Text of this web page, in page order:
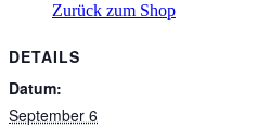
Zurück zum Shop
DETAILS
Datum:
September 6